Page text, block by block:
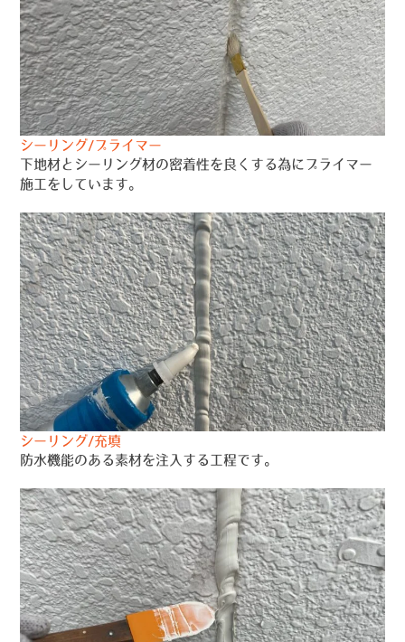
シーリング/プライマー
下地材とシーリング材の密着性を良くする為にプライマー
施工をしています。
シーリング/充填
防水機能のある素材を注入する工程です。